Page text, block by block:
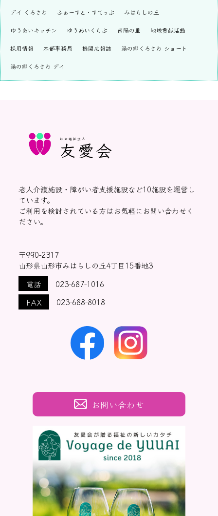
デイ くろさわ ふぁーすと・すてっぷ みはらしの丘
ゆうあいキッチン ゆうあいくらぶ 南陽の里 地域貢献活動
採用情報 本部事務局 機関広報誌 湯の郷くろさわ ショート
湯の郷くろさわ デイ
社会福祉法人
友愛会
老人介護施設・障がい者支援施設など10施設を運営し
ています。
ご利用を検討されている方はお気軽にお問い合わせく
ださい。
〒990-2317
山形県山形市みはらしの丘4丁目15番地3
電話
023-687-1016
FAX
023-688-8018
お問い合わせ